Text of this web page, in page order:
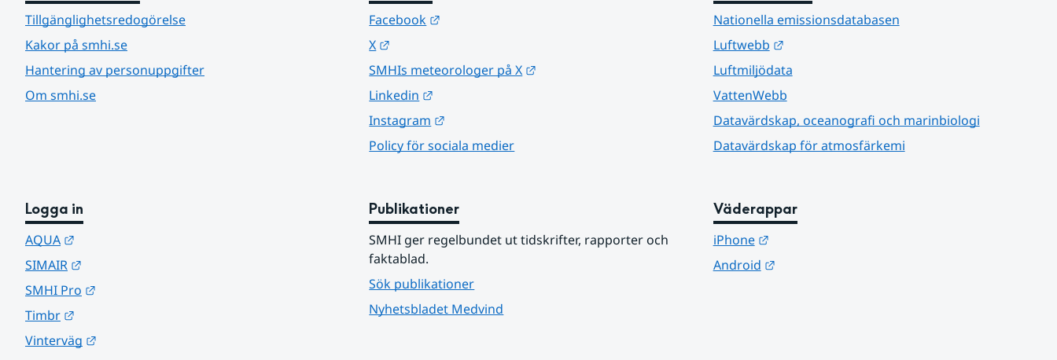
Tillgänglighetsredogörelse
Kakor på smhi.se
Hantering av personuppgifter
Om smhi.se
Facebook
X
SMHIs meteorologer på X
Linkedin
Instagram
Policy för sociala medier
Nationella emissionsdatabasen
Luftwebb
Länk till annan webbplats.
Luftmiljödata
VattenWebb
Datavärdskap, oceanografi och marinbiologi
Datavärdskap för atmosfärkemi
Logga in
AQUA
SIMAIR
SMHI Pro
Timbr
Vinterväg
Publikationer
SMHI ger regelbundet ut tidskrifter, rapporter och
faktablad.
Sök publikationer
Nyhetsbladet Medvind
Väderappar
iPhone
Länk till annan webbplats.
Android
Länk till annan webbplats.